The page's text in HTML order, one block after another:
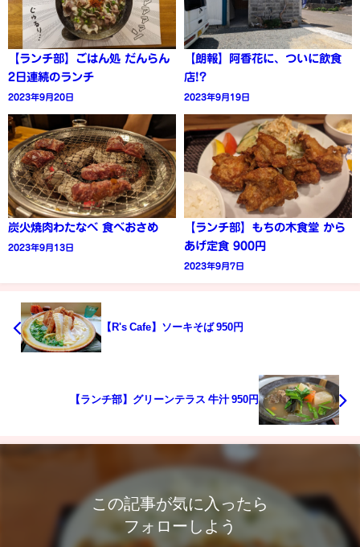
【ランチ部】ごはん処 だんらん
2日連続のランチ
2023年9月20日
【朗報】阿香花に、ついに飲食
店!?
2023年9月19日
炭火焼肉わたなべ 食べおさめ
2023年9月13日
【ランチ部】もちの木食堂 から
あげ定食 900円
2023年9月7日
【R's Cafe】ソーキそば 950円
【ランチ部】グリーンテラス 牛汁 950円
この記事が気に入ったら
フォローしよう